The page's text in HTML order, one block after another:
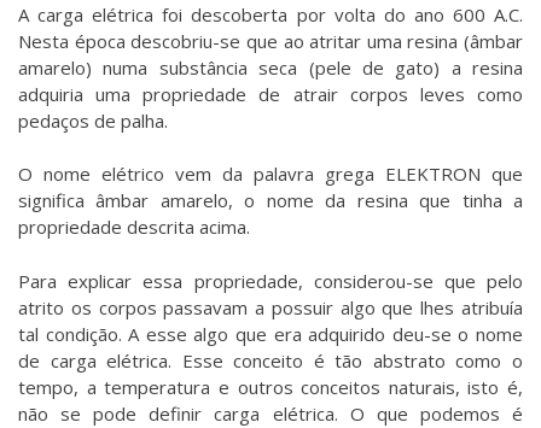
A carga elétrica foi descoberta por volta do ano 600 A.C.
Nesta época descobriu-se que ao atritar uma resina (âmbar
amarelo) numa substância seca (pele de gato) a resina
adquiria uma propriedade de atrair corpos leves como
pedaços de palha.
O nome elétrico vem da palavra grega ELEKTRON que
significa âmbar amarelo, o nome da resina que tinha a
propriedade descrita acima.
Para explicar essa propriedade, considerou-se que pelo
atrito os corpos passavam a possuir algo que lhes atribuía
tal condição. A esse algo que era adquirido deu-se o nome
de carga elétrica. Esse conceito é tão abstrato como o
tempo, a temperatura e outros conceitos naturais, isto é,
não se pode definir carga elétrica. O que podemos é